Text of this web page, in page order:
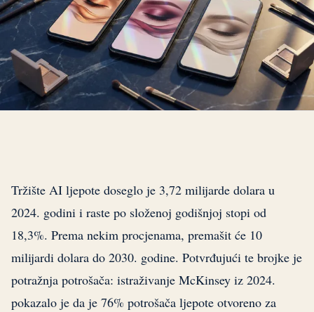
Tržište AI ljepote doseglo je 3,72 milijarde dolara u
2024. godini i raste po složenoj godišnjoj stopi od
18,3%. Prema nekim procjenama, premašit će 10
milijardi dolara do 2030. godine. Potvrđujući te brojke je
potražnja potrošača: istraživanje McKinsey iz 2024.
pokazalo je da je 76% potrošača ljepote otvoreno za